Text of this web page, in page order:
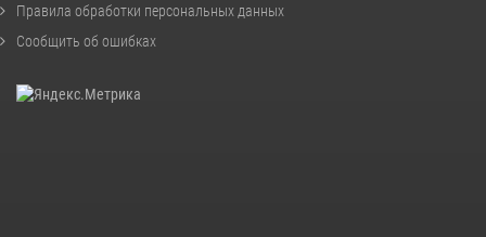
Правила обработки персональных данных
Сообщить об ошибках